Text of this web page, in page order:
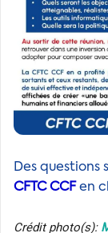
Des questions
CFTC CCF en
Crédit photo(s):